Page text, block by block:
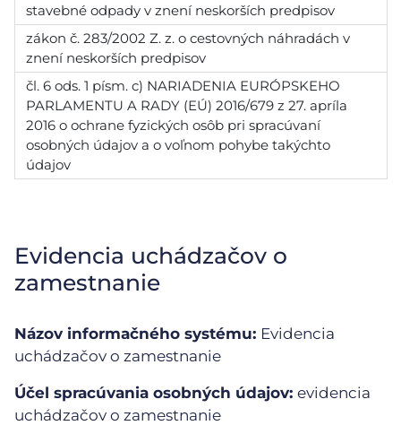
stavebné odpady v znení neskorších predpisov
zákon č. 283/2002 Z. z. o cestovných náhradách v
znení neskorších predpisov
čl. 6 ods. 1 písm. c) NARIADENIA EURÓPSKEHO
PARLAMENTU A RADY (EÚ) 2016/679 z 27. apríla
2016 o ochrane fyzických osôb pri spracúvaní
osobných údajov a o voľnom pohybe takýchto
údajov
Evidencia uchádzačov o
zamestnanie
Názov informačného systému: Evidencia
uchádzačov o zamestnanie
Účel spracúvania osobných údajov: evidencia
uchádzačov o zamestnanie